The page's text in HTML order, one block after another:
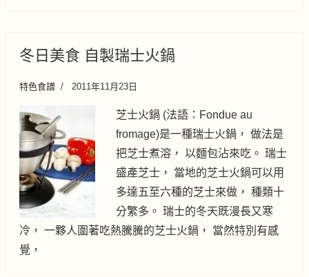
冬日美食 自製瑞士火鍋
特色食譜 2011年11月23日
芝士火鍋 (法語：Fondue au
fromage)是一種瑞士火鍋， 做法是
把芝士煮溶， 以麵包沾來吃。 瑞士
盛產芝士， 當地的芝士火鍋可以用
多達五至六種的芝士來做， 種類十
分繁多。 瑞士的冬天既漫長又寒
冷， 一夥人圍著吃熱騰騰的芝士火鍋， 當然特別有感
覺，